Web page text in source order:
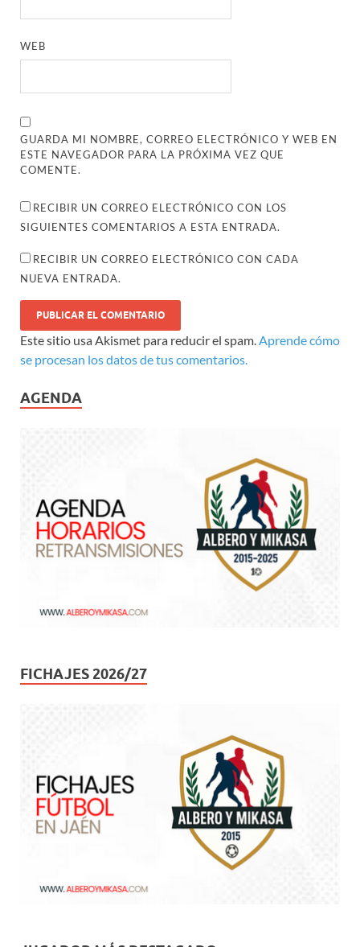
WEB
GUARDA MI NOMBRE, CORREO ELECTRÓNICO Y WEB EN
ESTE NAVEGADOR PARA LA PRÓXIMA VEZ QUE
COMENTE.
RECIBIR UN CORREO ELECTRÓNICO CON LOS
SIGUIENTES COMENTARIOS A ESTA ENTRADA.
RECIBIR UN CORREO ELECTRÓNICO CON CADA
NUEVA ENTRADA.
Este sitio usa Akismet para reducir el spam. Aprende cómo
se procesan los datos de tus comentarios.
AGENDA
FICHAJES 2026/27